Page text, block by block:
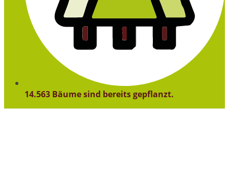
14.563 Bäume sind bereits gepflanzt.